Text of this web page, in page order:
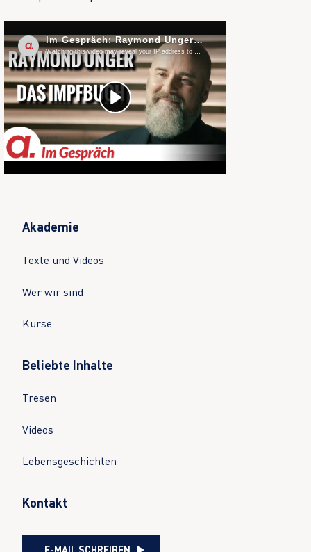
Akademie
Texte und Videos
Wer wir sind
Kurse
Beliebte Inhalte
Tresen
Videos
Lebensgeschichten
Kontakt